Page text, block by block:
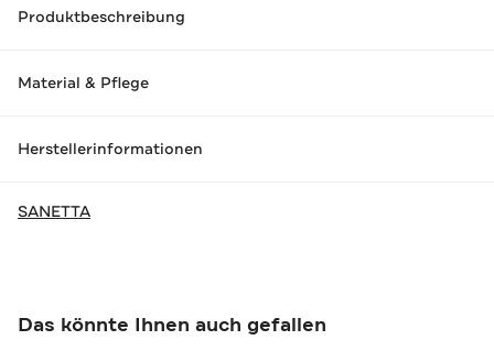
Produktbeschreibung
Material & Pflege
Herstellerinformationen
SANETTA
Das könnte Ihnen auch gefallen